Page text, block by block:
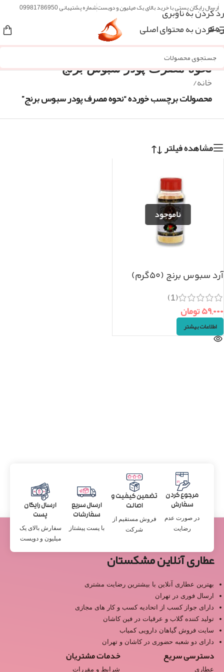
رد کردن به ناوبری
رد کردن به محتوای اصلی
ارسال رایگان پستی با خرید بالای یک میلیون و دویستشماره پشتیبانی 09981786950
منو
نحوه مصرف پودر سبوس برنج
خانه/
محصولات برچسب خورده “نحوه مصرف پودر سبوس برنج”
مشاهده فیلتر
آرد سبوس برنج (۵۰گرم)
(1)
۵۹,۰۰۰تومان
اطلاعات بیشتر
مرجوع کردن
سفارش
در صورت عدم
رضایت
تضمین کیفیت و
اصالت
فروش مستقیم از
شرکت
ارسال سریع
سفارشات
با پست پیشتاز
ارسال رایگان
پست
سفارش بالای یک
میلیون و دویست
عطاری آنلاین مشکستان
بهترین عطاری آنلاین با بیشترین رضایت مشتری
ارسال فوری در تهران
دارای جواز کسب از اتحادیه کسب و کار های مجازی
تولید کننده گلاب و عرقیات در فین کاشان
سایت فروش گیاهان دارویی کمیاب
دارای دو شعبه حضوری در کاشان و تهران
دسترسی سریع
عطاری
خدمات مشتریان
شرایط و مقررات